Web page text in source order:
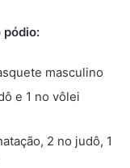
pódio:
masculino
e 1 no vôlei
2 no judô, 1